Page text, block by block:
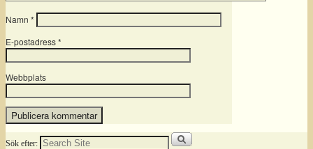
Namn *
E-postadress*
Webbplats
Sök efter: